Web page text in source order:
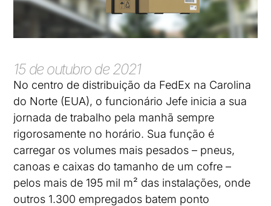
15 de outubro de 2021
No centro de distribuição da FedEx na Carolina
do Norte (EUA), o funcionário Jefe inicia a sua
jornada de trabalho pela manhã sempre
rigorosamente no horário. Sua função é
carregar os volumes mais pesados – pneus,
canoas e caixas do tamanho de um cofre –
pelos mais de 195 mil m² das instalações, onde
outros 1.300 empregados batem ponto